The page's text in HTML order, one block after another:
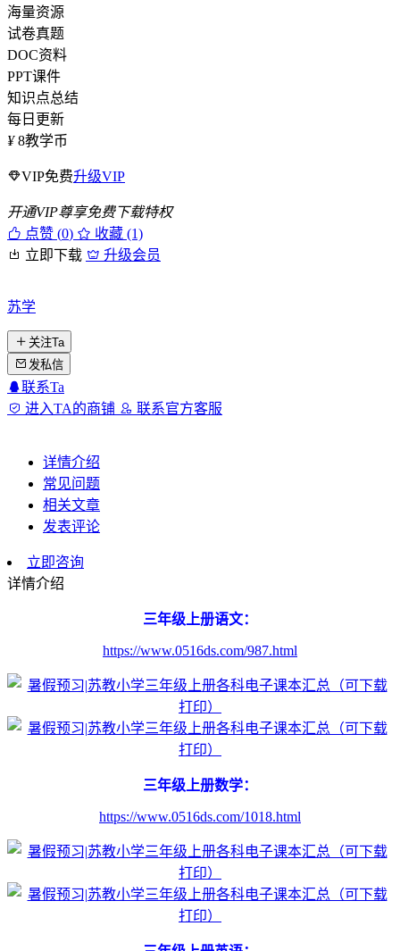
海量资源
试卷真题
DOC资料
PPT课件
知识点总结
每日更新
¥ 8教学币
VIP免费升级VIP
开通VIP尊享免费下载特权
点赞 (0)
收藏 (1)
立即下载
升级会员
苏学
关注Ta
发私信
联系Ta
进入TA的商铺
联系官方客服
详情介绍
常见问题
相关文章
发表评论
立即咨询
详情介绍
三年级上册语文：
https://www.0516ds.com/987.html
三年级上册数学：
https://www.0516ds.com/1018.html